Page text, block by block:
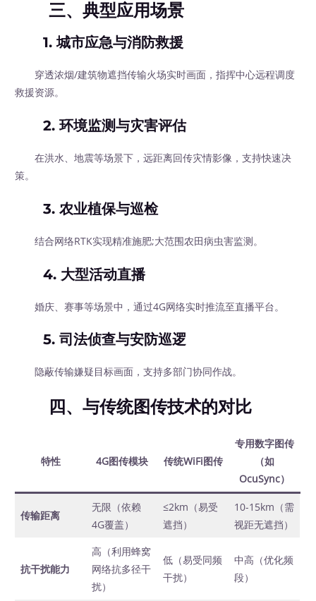
三、典型应用场景
1.城市应急与消防救援
穿透浓烟/建筑物遮挡传输火场实时画面，指挥中心远程调度
救援资源。
2.环境监测与灾害评估
在洪水、地震等场景下，远距离回传灾情影像，支持快速决
策。
3.农业植保与巡检
结合网络RTK实现精准施肥;大范围农田病虫害监测。
4. 大型活动直播
婚庆、赛事等场景中，通过4G网络实时推流至直播平台。
5.司法侦查与安防巡逻
隐蔽传输嫌疑目标画面，支持多部门协同作战。
四、与传统图传技术的对比
特性 4G图传模块 传统WiFi图传
专用数字图传
（如
OcuSync）
传输距离
无限（依赖
4G覆盖）
≤2km（易受
遮挡）
10-15km（需
视距无遮挡）
抗干扰能力
高（利用蜂窝
网络抗多径干
扰）
低（易受同频
干扰）
中高（优化频
段）